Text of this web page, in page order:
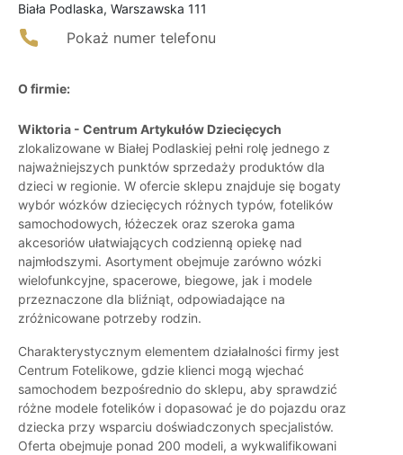
Biała Podlaska, Warszawska 111
Pokaż numer telefonu
O firmie:
Wiktoria - Centrum Artykułów Dziecięcych
zlokalizowane w Białej Podlaskiej pełni rolę jednego z
najważniejszych punktów sprzedaży produktów dla
dzieci w regionie. W ofercie sklepu znajduje się bogaty
wybór wózków dziecięcych różnych typów, fotelików
samochodowych, łóżeczek oraz szeroka gama
akcesoriów ułatwiających codzienną opiekę nad
najmłodszymi. Asortyment obejmuje zarówno wózki
wielofunkcyjne, spacerowe, biegowe, jak i modele
przeznaczone dla bliźniąt, odpowiadające na
zróżnicowane potrzeby rodzin.
Charakterystycznym elementem działalności firmy jest
Centrum Fotelikowe, gdzie klienci mogą wjechać
samochodem bezpośrednio do sklepu, aby sprawdzić
różne modele fotelików i dopasować je do pojazdu oraz
dziecka przy wsparciu doświadczonych specjalistów.
Oferta obejmuje ponad 200 modeli, a wykwalifikowani